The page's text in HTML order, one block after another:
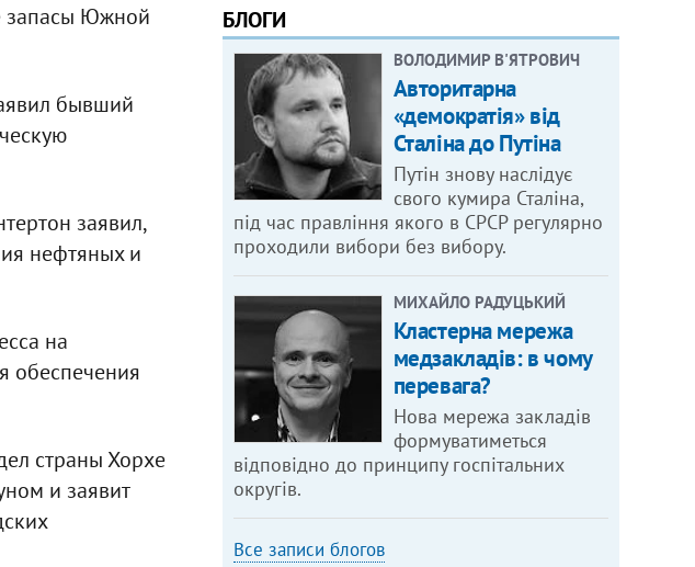
запасы Южной
бывший
заявил,
нефтяных и
на
обеспечения
страны Хорхе
и заявит
БЛОГИ
ВОЛОДИМИР В'ЯТРОВИЧ
Авторитарна
«демократія» від
Сталіна до Путіна
Путін знову наслідує
свого кумира Сталіна,
під час правління якого в СРСР регулярно
проходили вибори без вибору.
МИХАЙЛО РАДУЦЬКИЙ
Кластерна мережа
медзакладів: в чому
перевага?
Нова мережа закладів
формуватиметься
відповідно до принципу госпітальних
округів.
Все записи блогов